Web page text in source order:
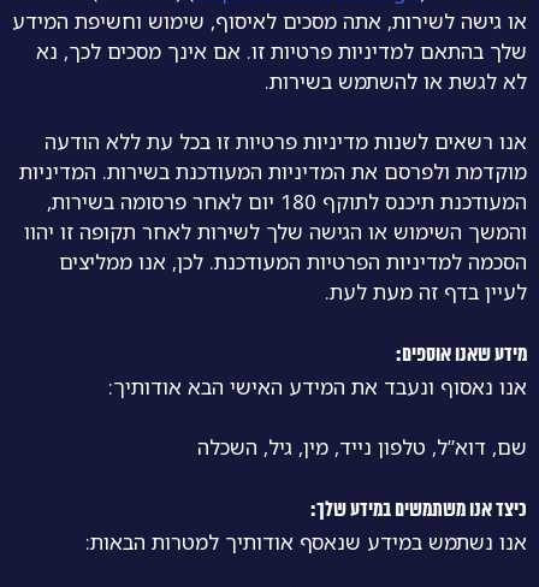
או גישה לשירות, אתה מסכים לאיסוף, שימוש וחשיפת המידע
שלך בהתאם למדיניות פרטיות זו. אם אינך מסכים לכך, נא
לא לגשת או להשתמש בשירות.
אנו רשאים לשנות מדיניות פרטיות זו בכל עת ללא הודעה
מוקדמת ולפרסם את המדיניות המעודכנת בשירות. המדיניות
המעודכנת תיכנס לתוקף 180 יום לאחר פרסומה בשירות,
והמשך השימוש או הגישה שלך לשירות לאחר תקופה זו יהוו
הסכמה למדיניות הפרטיות המעודכנת. לכן, אנו ממליצים
לעיין בדף זה מעת לעת.
מידע שאנו אוספים:
אנו נאסוף ונעבד את המידע האישי הבא אודותיך:
שם, דוא”ל, טלפון נייד, מין, גיל, השכלה
כיצד אנו משתמשים במידע שלך:
אנו נשתמש במידע שנאסף אודותיך למטרות הבאות: